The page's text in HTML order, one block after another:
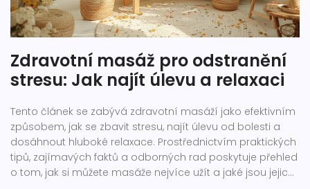
Zdravotní masáž pro odstranění
stresu: Jak najít úlevu a relaxaci
Tento článek se zabývá zdravotní masáží jako efektivním
způsobem, jak se zbavit stresu, najít úlevu od bolesti a
dosáhnout hluboké relaxace. Prostřednictvím praktických
tipů, zajímavých faktů a odborných rad poskytuje přehled
o tom, jak si můžete masáže nejvíce užít a jaké jsou jejich